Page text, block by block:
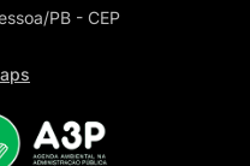
PB - CEP